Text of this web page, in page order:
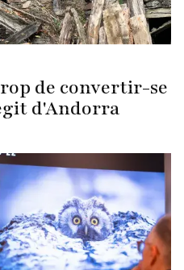
de convertir-se
d'Andorra